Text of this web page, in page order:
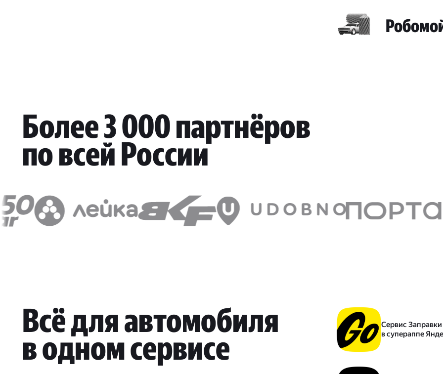
Более 3 000 партнёров
по всей России
Всё для автомобиля
в одном сервисе
Сервис Заправки
в супераппе